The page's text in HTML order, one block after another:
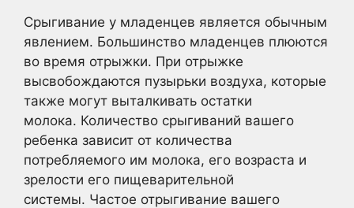
Срыгивание у младенцев является обычным
явлением. Большинство младенцев плюются
во время отрыжки. При отрыжке
высвобождаются пузырьки воздуха, которые
также могут выталкивать остатки
молока. Количество срыгиваний вашего
ребенка зависит от количества
потребляемого им молока, его возраста и
зрелости его пищеварительной
системы. Частое отрыгивание вашего